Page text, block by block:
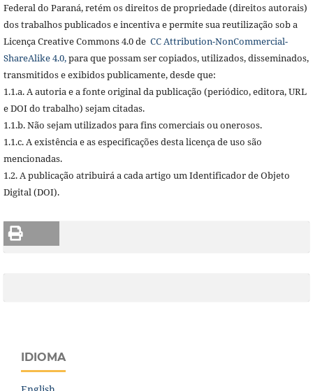
Federal do Paraná, retém os direitos de propriedade (direitos autorais)
dos trabalhos publicados e incentiva e permite sua reutilização sob a
Licença Creative Commons 4.0 de CC Attribution-NonCommercial-
ShareAlike 4.0,para que possam ser copiados, utilizados, disseminados,
transmitidos e exibidos publicamente, desde que:
1.1.a. A autoria e a fonte original da publicação (periódico, editora, URL
e DOI do trabalho) sejam citadas.
1.1.b. Não sejam utilizados para fins comerciais ou onerosos.
1.1.c. A existência e as especificações desta licença de uso são
mencionadas.
1.2. A publicação atribuirá a cada artigo um Identificador de Objeto
Digital (DOI).
IDIOMA